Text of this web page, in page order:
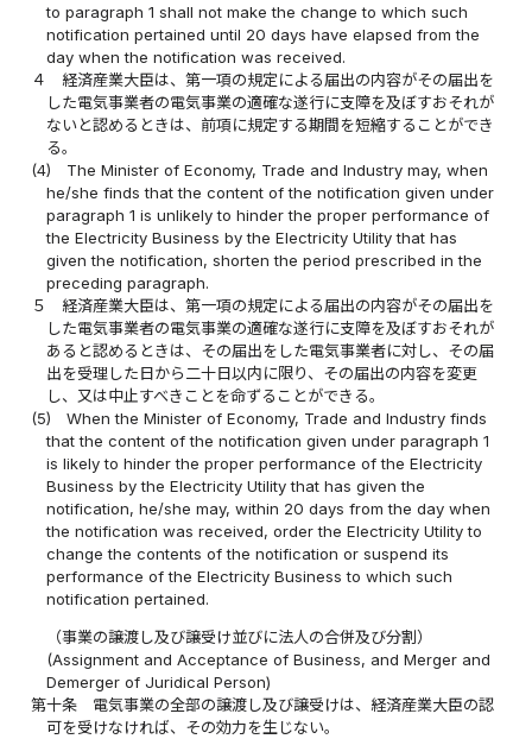
to paragraph 1 shall not make the change to which such
notification pertained until 20 days have elapsed from the
day when the notification was received.
４
経済産業大臣は、第一項の規定による届出の内容がその届出を
した電気事業者の電気事業の適確な遂行に支障を及ぼすおそれが
ないと認めるときは、前項に規定する期間を短縮することができ
る。
(4)
The Minister of Economy, Trade and Industry may, when
he/she finds that the content of the notification given under
paragraph 1 is unlikely to hinder the proper performance of
the Electricity Business by the Electricity Utility that has
given the notification, shorten the period prescribed in the
preceding paragraph.
５
経済産業大臣は、第一項の規定による届出の内容がその届出を
した電気事業者の電気事業の適確な遂行に支障を及ぼすおそれが
あると認めるときは、その届出をした電気事業者に対し、その届
出を受理した日から二十日以内に限り、その届出の内容を変更
し、又は中止すべきことを命ずることができる。
(5)
When the Minister of Economy, Trade and Industry finds
that the content of the notification given under paragraph 1
is likely to hinder the proper performance of the Electricity
Business by the Electricity Utility that has given the
notification, he/she may, within 20 days from the day when
the notification was received, order the Electricity Utility to
change the contents of the notification or suspend its
performance of the Electricity Business to which such
notification pertained.
（事業の譲渡し及び譲受け並びに法人の合併及び分割）
(Assignment and Acceptance of Business, and Merger and
Demerger of Juridical Person)
第十条
電気事業の全部の譲渡し及び譲受けは、経済産業大臣の認
可を受けなければ、その効力を生じない。